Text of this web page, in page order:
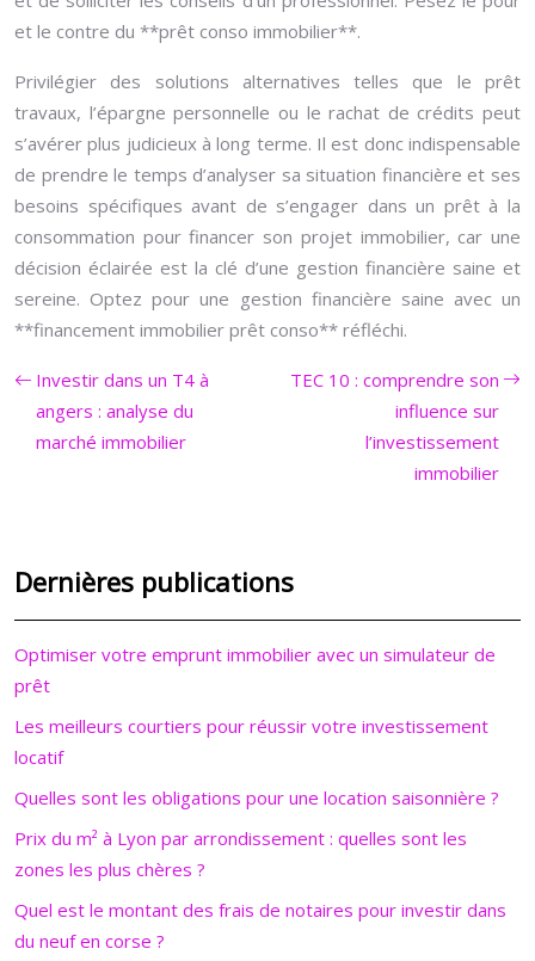
et le contre du **prêt conso immobilier**.
Privilégier des solutions alternatives telles que le prêt
travaux, l’épargne personnelle ou le rachat de crédits peut
s’avérer plus judicieux à long terme. Il est donc indispensable
de prendre le temps d’analyser sa situation financière et ses
besoins spécifiques avant de s’engager dans un prêt à la
consommation pour financer son projet immobilier, car une
décision éclairée est la clé d’une gestion financière saine et
sereine. Optez pour une gestion financière saine avec un
**financement immobilier prêt conso** réfléchi.
Investir dans un T4 à
angers : analyse du
marché immobilier
TEC 10 : comprendre son
influence sur
l’investissement
immobilier
Dernières publications
Optimiser votre emprunt immobilier avec un simulateur de
prêt
Les meilleurs courtiers pour réussir votre investissement
locatif
Quelles sont les obligations pour une location saisonnière ?
Prix du m² à Lyon par arrondissement : quelles sont les
zones les plus chères ?
Quel est le montant des frais de notaires pour investir dans
du neuf en corse ?